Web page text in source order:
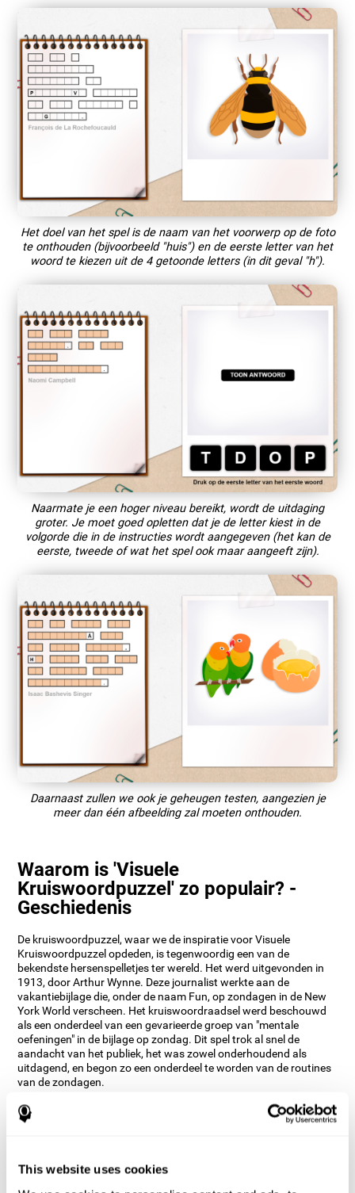
This website uses cookies
Het doel van het spel is de naam van het voorwerp op de foto
te onthouden (bijvoorbeeld "huis") en de eerste letter van het
woord te kiezen uit de 4 getoonde letters (in dit geval "h").
Naarmate je een hoger niveau bereikt, wordt de uitdaging
groter. Je moet goed opletten dat je de letter kiest in de
volgorde die in de instructies wordt aangegeven (het kan de
eerste, tweede of wat het spel ook maar aangeeft zijn).
Daarnaast zullen we ook je geheugen testen, aangezien je
meer dan één afbeelding zal moeten onthouden.
Waarom is 'Visuele
Kruiswoordpuzzel' zo populair? -
Geschiedenis
De kruiswoordpuzzel, waar we de inspiratie voor Visuele
Kruiswoordpuzzel opdeden, is tegenwoordig een van de
bekendste hersenspelletjes ter wereld. Het werd uitgevonden in
1913, door Arthur Wynne. Deze journalist werkte aan de
vakantiebijlage die, onder de naam Fun, op zondagen in de New
York World verscheen. Het kruiswoordraadsel werd beschouwd
als een onderdeel van een gevarieerde groep van "mentale
oefeningen" in de bijlage op zondag. Dit spel trok al snel de
aandacht van het publiek, het was zowel onderhoudend als
uitdagend, en begon zo een onderdeel te worden van de routines
van de zondagen.
Vandaag de dag zijn er duizenden versies van dit spel gemaakt,
dat na meer dan een eeuw nog steeds één van de beste opties is
dit spel moeten de deelnemers in de kruiswoordpuzzel het
beginwoord toevoegen van het voorwerp dat in het beeld rechts
op het scherm verschijnt. Het doel van dit spel is om de